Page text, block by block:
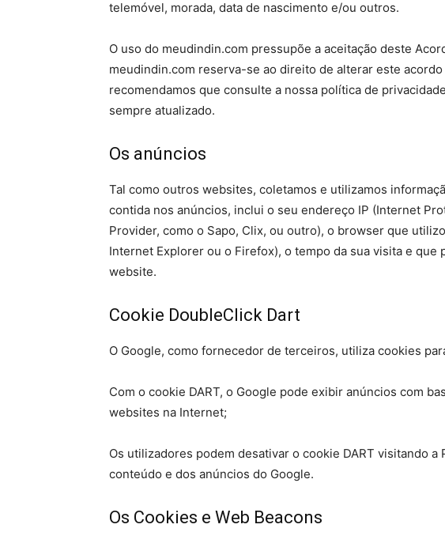
telemóvel, morada, data de nascimento e/ou outros.
O uso do meudindin.com pressupõe a aceitação deste
meudindin.com reserva-se ao direito de alterar este
recomendamos que consulte a nossa política de
sempre atualizado.
Os anúncios
Tal como outros websites, coletamos e utilizamos
contida nos anúncios, inclui o seu endereço IP (Internet
Provider, como o Sapo, Clix, ou outro), o browser que
Internet Explorer ou o Firefox), o tempo da sua visita e que
website.
Cookie DoubleClick Dart
O Google, como fornecedor de terceiros, utiliza cookies
Com o cookie DART, o Google pode exibir anúncios com
websites na Internet;
Os utilizadores podem desativar o cookie DART visitando
conteúdo e dos anúncios do Google.
Os Cookies e Web Beacons